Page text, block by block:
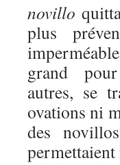
novillo
plus
grand pour
autres, se
ovations ni
des